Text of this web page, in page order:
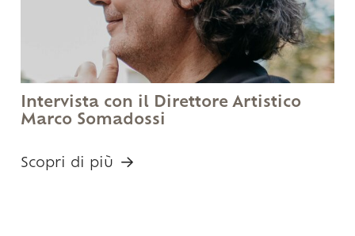
Intervista con il Direttore Artistico
Marco Somadossi
Scopri di più